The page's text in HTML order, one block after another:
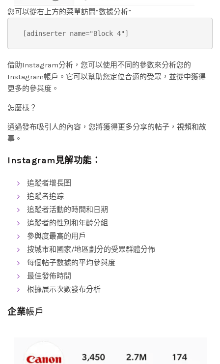
您可以從右上方的菜單訪問“數據分析”
[adinserter name="Block 4"]
借助Instagram分析，您可以使用不同的參數來分析您的
Instagram帳戶。它可以幫助您定位合適的受眾，並從中獲得
更多的參與度。
怎麼樣？
通過發布吸引人的內容，您將獲得更多分享的帖子，視頻和故
事。
Instagram見解功能：
追蹤者增長圖
追蹤者追踪
追蹤者活動的時間和日期
追蹤者的性別和年齡分組
參與度最高的用戶
按城市和國家/地區劃分的受眾群體分佈
每個帖子數據的平均參與度
最佳發佈時間
根據展示次數發布分析
企業帳戶